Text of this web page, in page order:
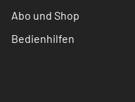
Abo und Shop
Bedienhilfen